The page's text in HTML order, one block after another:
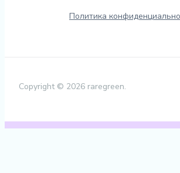
Политика
Copyright © 2026 raregreen.